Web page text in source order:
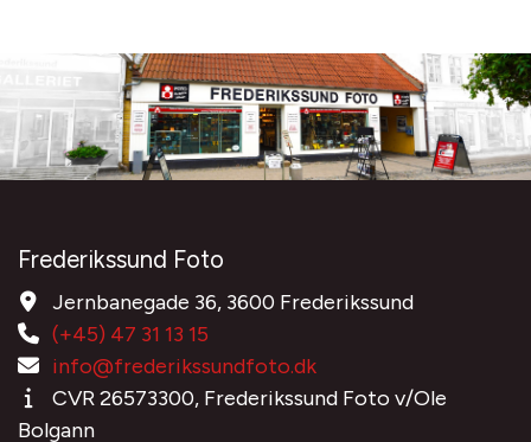
Frederikssund Foto
Jernbanegade 36, 3600 Frederikssund
(+45) 47 31 13 15
info@frederikssundfoto.dk
CVR 26573300, Frederikssund Foto v/Ole
Bolgann